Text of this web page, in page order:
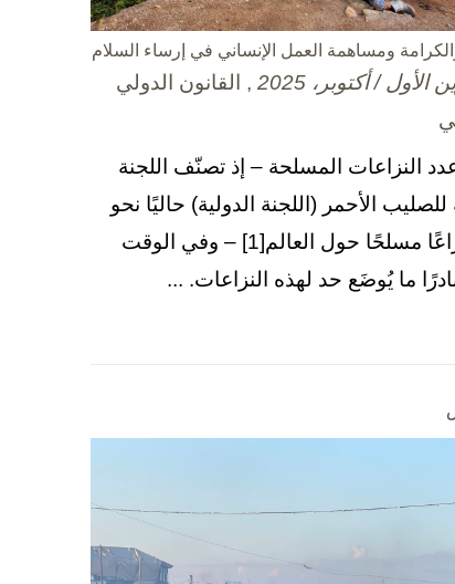
ومساهمة العمل الإنساني في إرساء السلام
, القانون الدولي
عدد النزاعات المسلحة – إذ تصنّف اللجنة
للصليب الأحمر (اللجنة الدولية) حاليًا نحو
130 نزاعًا مسلحًا حول العالم[1] – وفي الوقت
ما يُوضَع حد لهذه النزاعات. ...